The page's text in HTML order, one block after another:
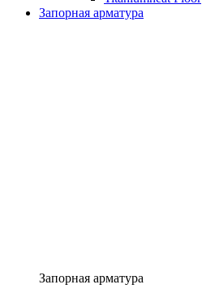
Запорная арматура
Запорная арматура